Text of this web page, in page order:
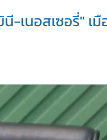
เนอสเซอรี่" เมื